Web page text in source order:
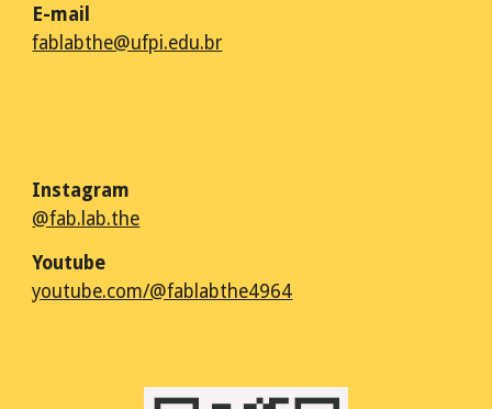
E-mail
fablabthe@ufpi.edu.br
Instagram
@fab.lab.the
Youtube
youtube.com/@fablabthe4964